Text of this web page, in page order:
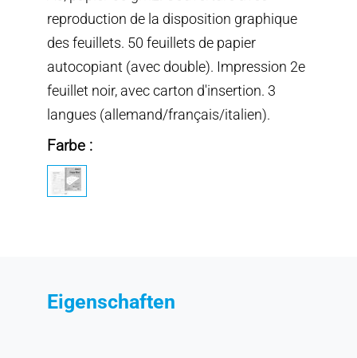
reproduction de la disposition graphique
des feuillets. 50 feuillets de papier
autocopiant (avec double). Impression 2e
feuillet noir, avec carton d'insertion. 3
langues (allemand/français/italien).
Farbe :
Eigenschaften